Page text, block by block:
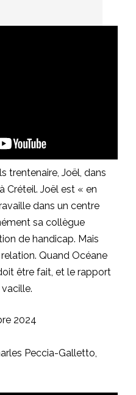
trentenaire, Joël, dans
Créteil. Joël est « en
dans un centre
sa collègue
de handicap. Mais
Quand Océane
être fait, et le rapport
2024
Peccia-Galletto,